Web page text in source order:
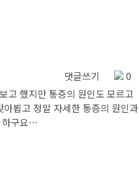
댓글쓰기
0
고 했지만 통증의 원인도 모르고
뵙고 정말 자세한 통증의 원인과
하구요…